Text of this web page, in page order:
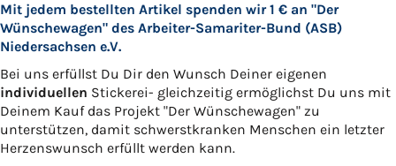
Mit jedem bestellten Artikel spenden wir 1 € an "Der
Wünschewagen" des Arbeiter-Samariter-Bund (ASB)
Niedersachsen e.V.
Bei uns erfüllst Du Dir den Wunsch Deiner eigenen
individuellen Stickerei- gleichzeitig ermöglichst Du uns mit
Deinem Kauf das Projekt "Der Wünschewagen" zu
unterstützen, damit schwerstkranken Menschen ein letzter
Herzenswunsch erfüllt werden kann.